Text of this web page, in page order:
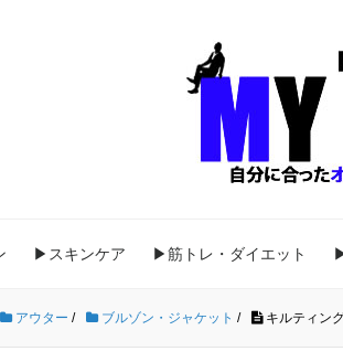
▶スキンケア ▶筋トレ・ダイエット
アウター / ブルゾン・ジャケット / キルティン